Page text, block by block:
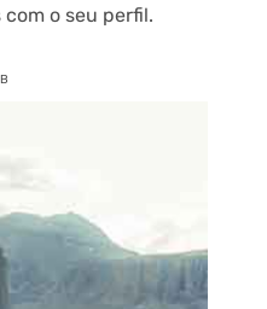
o seu perfil.